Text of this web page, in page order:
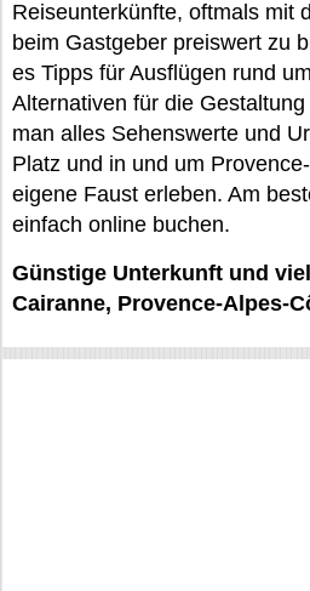
Reiseunterkünfte, oftmals mit
beim Gastgeber preiswert zu
es Tipps für Ausflügen rund
Alternativen für die
man alles Sehenswerte und
Platz und in und um
eigene Faust erleben. Am
einfach online buchen.
Günstige Unterkunft und
Cairanne, Provence-Alpes-